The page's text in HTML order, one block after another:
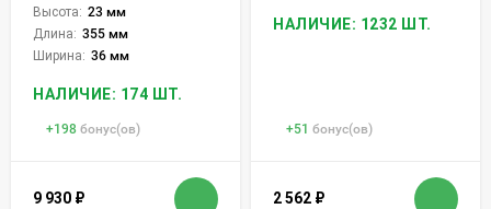
Высота: 23 мм
Длина: 355 мм
Ширина: 36 мм
НАЛИЧИЕ: 174 ШТ.
+198 бонус(ов)
9 930 ₽
НАЛИЧИЕ: 1232 ШТ.
+51 бонус(ов)
2 562 ₽